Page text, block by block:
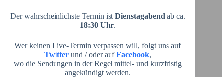
Der wahrscheinlichste Termin ist Dienstagabend ab ca.
18:30 Uhr.
Wer keinen Live-Termin verpassen will, folgt uns auf
Twitter und / oder aufFacebook,
wo die Sendungen in der Regel mittel- und kurzfristig
angekündigt werden.